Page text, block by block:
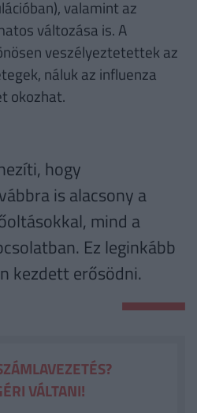
valamint az
változása is. A
veszélyeztetettek az
náluk az influenza
okozhat.
hogy
is alacsony a
mind a
Ez leginkább
kezdett erősödni.
VÁLTANI!